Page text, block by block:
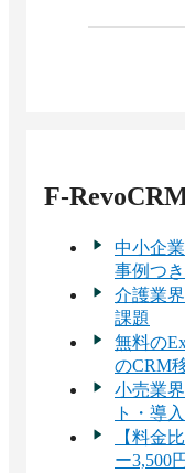
A 可能です
F-
中小企
事例つき
介護業
課題
無料の
のCRM
小売業
ト・導
【料金
ー3,500